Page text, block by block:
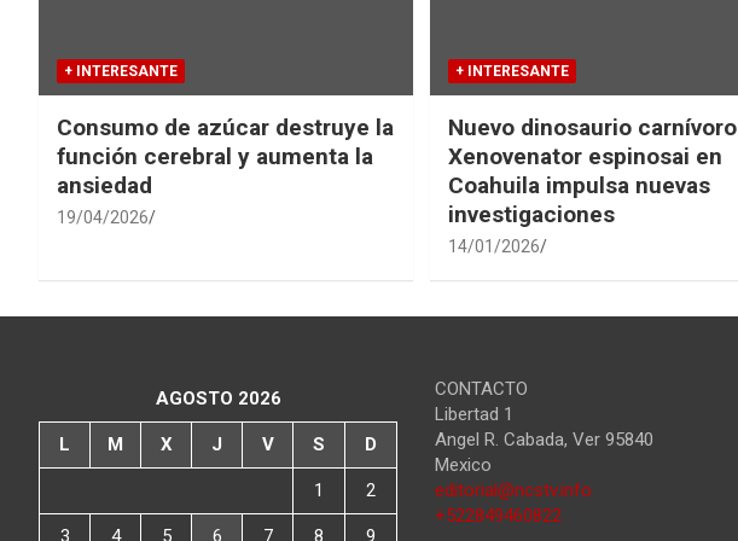
+ INTERESANTE
Consumo de azúcar destruye la
función cerebral y aumenta la
ansiedad
19/04/2026
+ INTERESANTE
Nuevo dinosaurio carnívoro
Xenovenator espinosai en
Coahuila impulsa nuevas
investigaciones
14/01/2026
AGOSTO 2026
L M X J V S D
1 2
3 4 5 6 7 8 9
CONTACTO
Libertad 1
Angel R. Cabada, Ver 95840
Mexico
editorial@ncstv.info
+522849460822